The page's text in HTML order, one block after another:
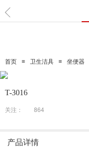
首页 ≡ 卫生洁具 ≡ 坐便器
T-3016
关注：
864
产品详情